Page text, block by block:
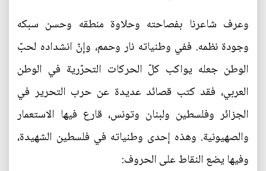
وعرف شاعرنا بفصاحته وحلاوة منطقه وحسن سبكه
وجودة نظمه. ففي وطنياته نار وحمم، وإنّ انشداده لحبّ
الوطن جعله يواكب كلّ الحركات التحرّرية في الوطن
العربي، فقد كتب قصائد عديدة عن حرب التحرير في
الجزائر وفلسطين ولبنان وتونس، قارع فيها الاستعمار
والصهيونية. وهذه إحدى وطنياته في فلسطين الشهيدة،
وفيها يضع النقاط على الحروف: